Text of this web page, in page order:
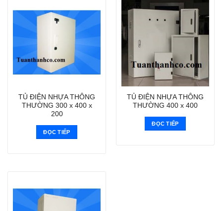
TỦ ĐIỆN NHỰA THÔNG
THƯỜNG 300 x 400 x
200
ĐỌC TIẾP
TỦ ĐIỆN NHỰA THÔNG
THƯỜNG 400 x 400
ĐỌC TIẾP